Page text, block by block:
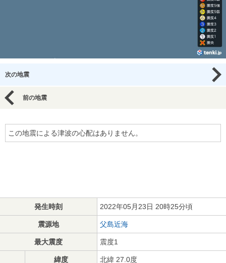
次の地震
前の地震
この地震による津波の心配はありません。
発生時刻 2022年05月23日 20時25分頃
震源地 父島近海
最大震度 震度1
緯度 北緯 27.0度